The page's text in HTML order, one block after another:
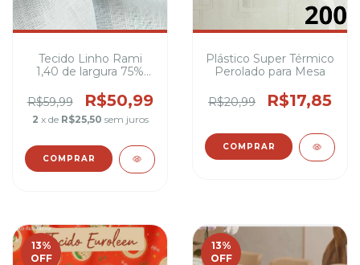
Tecido Linho Rami
1,40 de largura 75%
Camisas, vestidos,
blazers e jaquetas
leves, cortinas leves,
etc
R$59,99 R$50,99
2 x de R$25,50 sem juros
COMPRAR
Plástico Super Térmico
Perolado para Mesa
R$20,99 R$17,85
COMPRAR
13%
OFF
13%
OFF